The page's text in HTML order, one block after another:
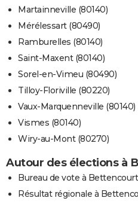
Martainneville (80140)
Mérélessart (80490)
Ramburelles (80140)
Saint-Maxent (80140)
Sorel-en-Vimeu (80490)
Tilloy-Floriville (80220)
Vaux-Marquenneville (80140)
Vismes (80140)
Wiry-au-Mont (80270)
Autour des élections à
Bureau de vote à
Résultat régionale à